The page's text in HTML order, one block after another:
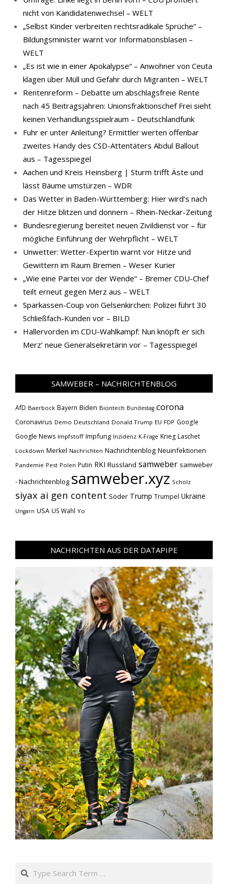
nicht von Kandidatenwechsel – WELT
„Selbst Kinder verbreiten rechtsradikale Sprüche“ –
Bildungsminister warnt vor Informationsblasen –
WELT
„Es ist wie in einer Apokalypse“ – Anwohner von Ceuta
klagen über Müll und Gefahr durch Migranten – WELT
Rentenreform – Debatte um abschlagsfreie Rente
nach 45 Beitragsjahren: Unionsfraktionschef Frei sieht
keinen Verhandlungsspielraum – Deutschlandfunk
Fuhr er unter Anleitung? Ermittler werten offenbar
zweites Handy des CSD-Attentäters Abdul Ballout
aus – Tagesspiegel
Aachen und Kreis Heinsberg | Sturm trifft Äste und
lässt Bäume umstürzen – WDR
Das Wetter in Baden-Württemberg: Hier wird’s nach
der Hitze blitzen und donnern – Rhein-Neckar-Zeitung
Bundesregierung bereitet neuen Zivildienst vor – für
mögliche Einführung der Wehrpflicht – WELT
Unwetter: Wetter-Expertin warnt vor Hitze und
Gewittern im Raum Bremen – Weser Kurier
„Wie eine Partei vor der Wende“ – Bremer CDU-Chef
teilt erneut gegen Merz aus – WELT
Sparkassen-Coup von Gelsenkirchen: Polizei führt 30
Schließfach-Kunden vor – BILD
Hallervorden im CDU-Wahlkampf: Nun knöpft er sich
Merz’ neue Generalsekretärin vor – Tagesspiegel
SAMWEBER – NACHRICHTENBLOG
AfD Baerbock Bayern Biden Biontech Bundestag corona
Coronavirus Demo Deutschland Donald Trump EU FDP Google
Google News Impfstoff Impfung Inzidenz K-Frage Krieg Laschet
Lockdown Merkel Nachrichten Nachrichtenblog Neuinfektionen
Pandemie Pest Polen Putin RKI Russland samweber samweber
- Nachrichtenblog samweber.xyz Scholz
siyax ai gen content Söder Trump Trumpel Ukraine
Ungarn USA US Wahl Yo
NACHRICHTEN AUS DER DATAPIPE
Search